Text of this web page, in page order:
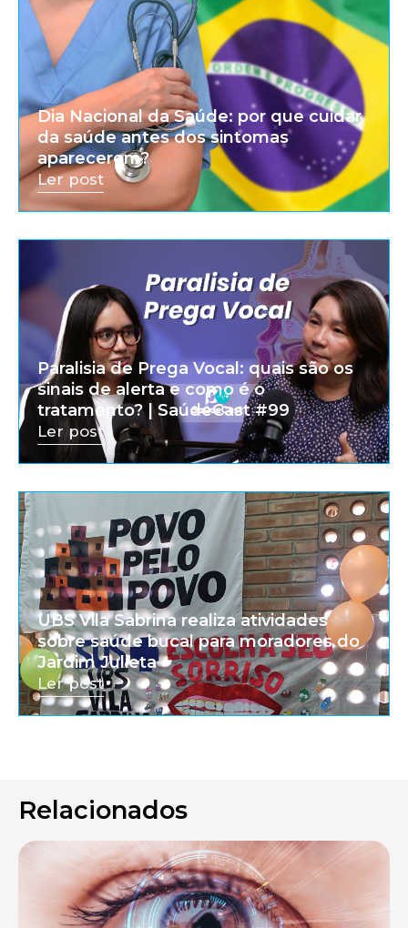
Dia Nacional da Saúde: por que cuidar
da saúde antes dos sintomas
aparecerem?
Ler post
Paralisia de Prega Vocal: quais são os
sinais de alerta e como é o
tratamento? | SaúdeCast #99
Ler post
UBS Vila Sabrina realiza atividades
sobre saúde bucal para moradores do
Jardim Julieta
Ler post
Relacionados